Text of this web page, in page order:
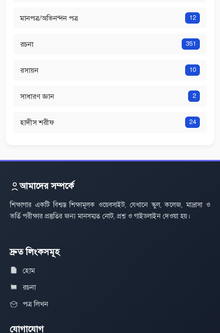
মানপত্র/অভিনন্দন পত্র 12
রচনা 351
রসায়ন 10
সাধারণ জ্ঞান 2
হাদীস শরীফ 24
আমাদের সম্পর্কে
শিক্ষাগার একটি বিশ্বস্ত শিক্ষামূলক ওয়েবসাইট, যেখানে স্কুল, কলেজ, মাদ্রাসা ও
ভর্তি পরীক্ষার প্রস্তুতির জন্য মানসম্মত নোট, প্রশ্ন ও গাইডলাইন দেওয়া হয়।
দ্রুত লিংকসমূহ
হোম
রচনা
পত্র লিখন
যোগাযোগ